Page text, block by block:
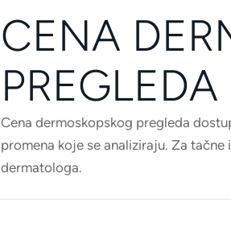
CENA
PREGLEDA
Cena dermoskopskog pregleda
promena koje se analiziraju. Za
dermatologa.